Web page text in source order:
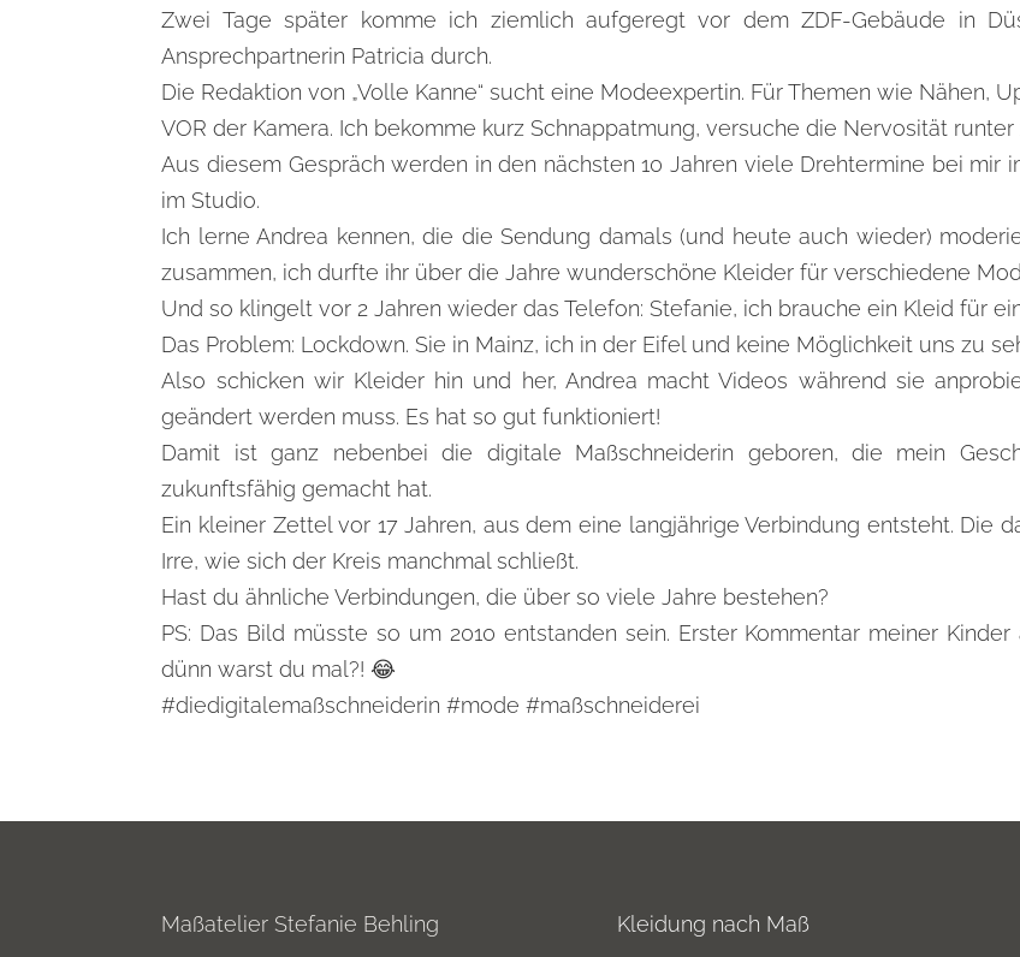
Zwei Tage später komme ich ziemlich aufgeregt vor dem ZDF-Gebäude in
Ansprechpartnerin Patricia durch.
Die Redaktion von „Volle Kanne“ sucht eine Modeexpertin. Für Themen wie Nähen,
VOR der Kamera. Ich bekomme kurz Schnappatmung, versuche die Nervosität
Aus diesem Gespräch werden in den nächsten 10 Jahren viele Drehtermine bei
im Studio.
Ich lerne Andrea kennen, die die Sendung damals (und heute auch wieder)
zusammen, ich durfte ihr über die Jahre wunderschöne Kleider für verschiedene
Und so klingelt vor 2 Jahren wieder das Telefon: Stefanie, ich brauche ein Kleid für
Das Problem: Lockdown. Sie in Mainz, ich in der Eifel und keine Möglichkeit uns zu
Also schicken wir Kleider hin und her, Andrea macht Videos während sie
geändert werden muss. Es hat so gut funktioniert!
Damit ist ganz nebenbei die digitale Maßschneiderin geboren, die mein
zukunftsfähig gemacht hat.
Ein kleiner Zettel vor 17 Jahren, aus dem eine langjährige Verbindung entsteht. Die
Irre, wie sich der Kreis manchmal schließt.
Hast du ähnliche Verbindungen, die über so viele Jahre bestehen?
PS: Das Bild müsste so um 2010 entstanden sein. Erster Kommentar meiner
dünn warst du mal?! 😂
#diedigitalemaßschneiderin #mode #maßschneiderei
Maßatelier Stefanie Behling Kleidung nach Maß